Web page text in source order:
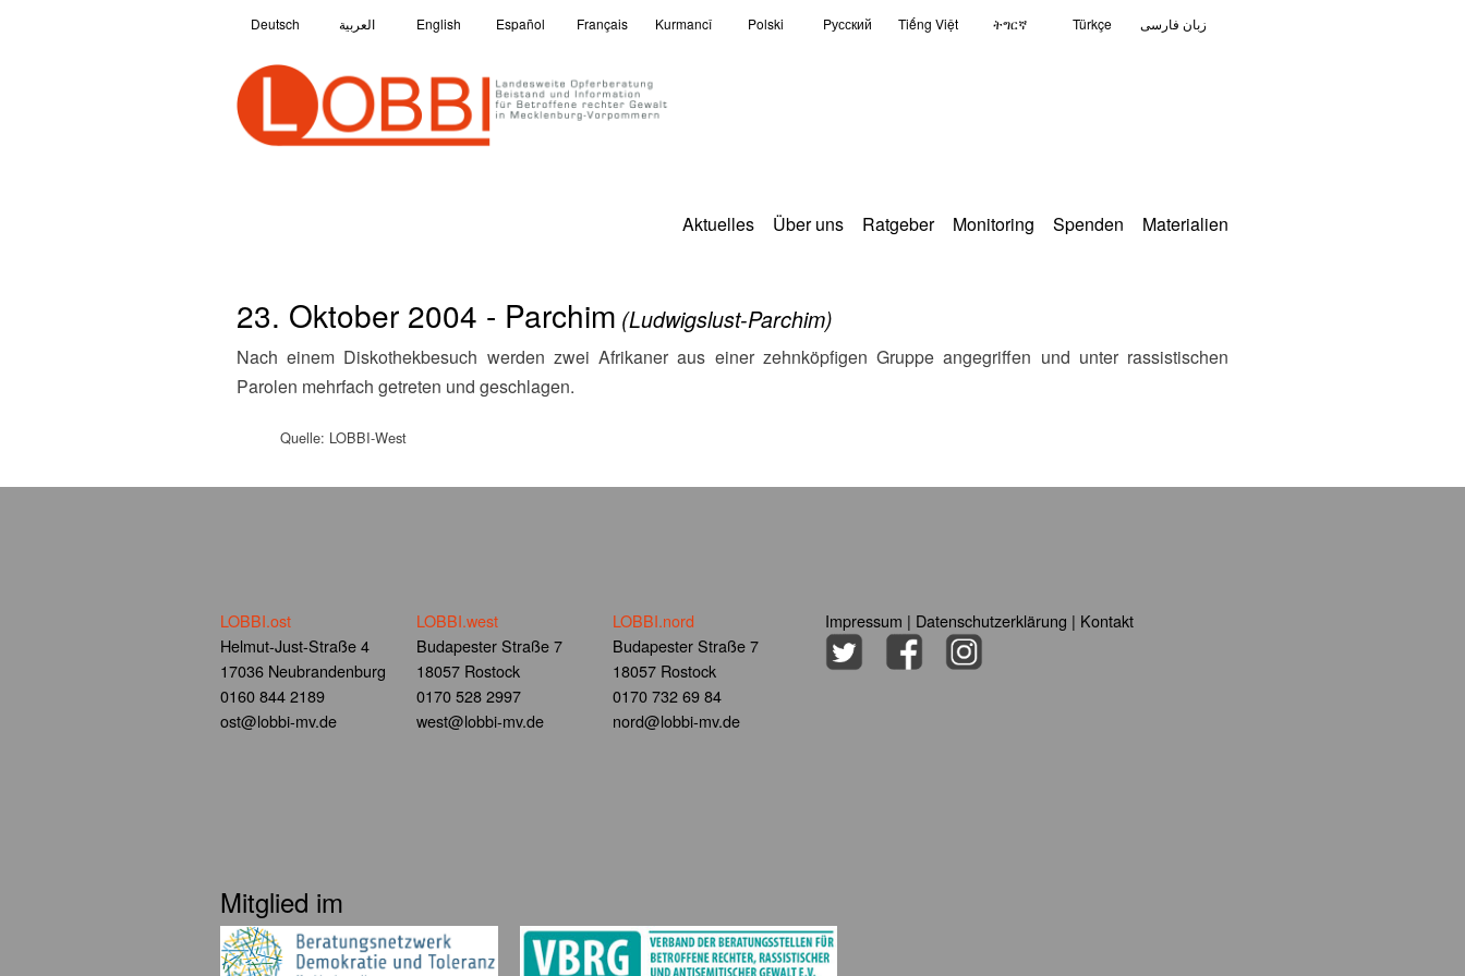
Deutsch العربية English Español Français Kurmancî Polski Pусский Tiếng Việt ትግርኛ Türkçe زبان فارسی
Aktuelles Über uns Ratgeber Monitoring Spenden Materialien
23. Oktober 2004 - Parchim (Ludwigslust-Parchim)
Nach einem Diskothekbesuch werden zwei Afrikaner aus einer zehnköpfigen Gruppe angegriffen und unter rassistischen
Parolen mehrfach getreten und geschlagen.
Quelle: LOBBI-West
LOBBI.ost
Helmut-Just-Straße 4
17036 Neubrandenburg
0160 844 2189
ost@lobbi-mv.de
LOBBI.west
Budapester Straße 7
18057 Rostock
0170 528 2997
west@lobbi-mv.de
LOBBI.nord
Budapester Straße 7
18057 Rostock
0170 732 69 84
nord@lobbi-mv.de
Impressum | Datenschutzerklärung | Kontakt
Mitglied im